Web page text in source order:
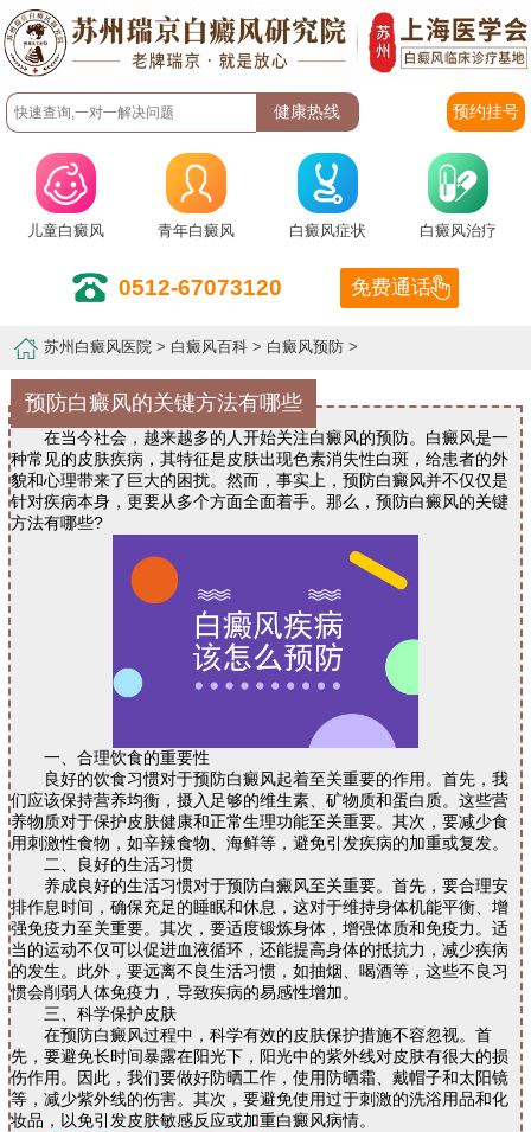
预约挂号
儿童白癜风 青年白癜风 白癜风症状 白癜风治疗
0512-67073120 免费通话
苏州白癜风医院 > 白癜风百科 > 白癜风预防 >
预防白癜风的关键方法有哪些
在当今社会，越来越多的人开始关注白癜风的预防。白癜风是一
种常见的皮肤疾病，其特征是皮肤出现色素消失性白斑，给患者的外
貌和心理带来了巨大的困扰。然而，事实上，预防白癜风并不仅仅是
针对疾病本身，更要从多个方面全面着手。那么，预防白癜风的关键
方法有哪些?
一、合理饮食的重要性
良好的饮食习惯对于预防白癜风起着至关重要的作用。首先，我
们应该保持营养均衡，摄入足够的维生素、矿物质和蛋白质。这些营
养物质对于保护皮肤健康和正常生理功能至关重要。其次，要减少食
用刺激性食物，如辛辣食物、海鲜等，避免引发疾病的加重或复发。
二、良好的生活习惯
养成良好的生活习惯对于预防白癜风至关重要。首先，要合理安
排作息时间，确保充足的睡眠和休息，这对于维持身体机能平衡、增
强免疫力至关重要。其次，要适度锻炼身体，增强体质和免疫力。适
当的运动不仅可以促进血液循环，还能提高身体的抵抗力，减少疾病
的发生。此外，要远离不良生活习惯，如抽烟、喝酒等，这些不良习
惯会削弱人体免疫力，导致疾病的易感性增加。
三、科学保护皮肤
在预防白癜风过程中，科学有效的皮肤保护措施不容忽视。首
先，要避免长时间暴露在阳光下，阳光中的紫外线对皮肤有很大的损
伤作用。因此，我们要做好防晒工作，使用防晒霜、戴帽子和太阳镜
等，减少紫外线的伤害。其次，要避免使用过于刺激的洗浴用品和化
妆品，以免引发皮肤敏感反应或加重白癜风病情。